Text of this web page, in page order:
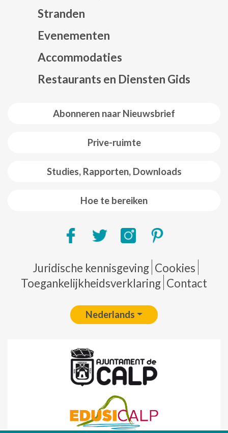
Abonneren naar Nieuwsbrief
Prive-ruimte
Studies, Rapporten, Downloads
Hoe te bereiken
Stranden
Evenementen
Accommodaties
Restaurants en Diensten Gids
Pie de página
Juridische kennisgeving Cookies
Toegankelijkheidsverklaring Contact
Nederlands